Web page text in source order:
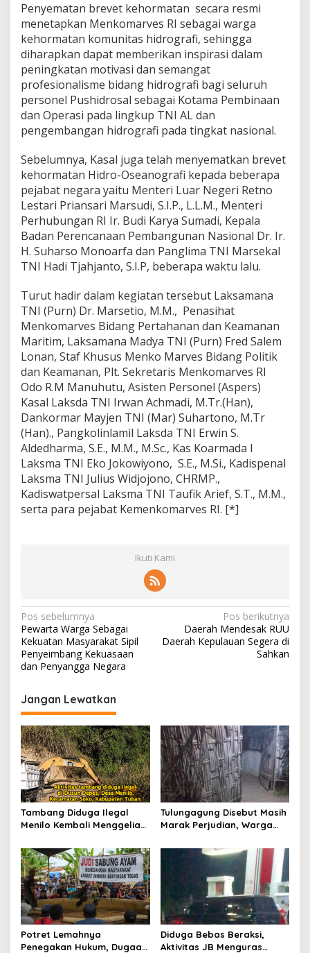
Penyematan brevet kehormatan secara resmi
menetapkan Menkomarves RI sebagai warga
kehormatan komunitas hidrografi, sehingga
diharapkan dapat memberikan inspirasi dalam
peningkatan motivasi dan semangat
profesionalisme bidang hidrografi bagi seluruh
personel Pushidrosal sebagai Kotama Pembinaan
dan Operasi pada lingkup TNI AL dan
pengembangan hidrografi pada tingkat nasional.
Sebelumnya, Kasal juga telah menyematkan brevet
kehormatan Hidro-Oseanografi kepada beberapa
pejabat negara yaitu Menteri Luar Negeri Retno
Lestari Priansari Marsudi, S.I.P., L.L.M., Menteri
Perhubungan RI Ir. Budi Karya Sumadi, Kepala
Badan Perencanaan Pembangunan Nasional Dr. Ir.
H. Suharso Monoarfa dan Panglima TNI Marsekal
TNI Hadi Tjahjanto, S.I.P, beberapa waktu lalu.
Turut hadir dalam kegiatan tersebut Laksamana
TNI (Purn) Dr. Marsetio, M.M., Penasihat
Menkomarves Bidang Pertahanan dan Keamanan
Maritim, Laksamana Madya TNI (Purn) Fred Salem
Lonan, Staf Khusus Menko Marves Bidang Politik
dan Keamanan, Plt. Sekretaris Menkomarves RI
Odo R.M Manuhutu, Asisten Personel (Aspers)
Kasal Laksda TNI Irwan Achmadi, M.Tr.(Han),
Dankormar Mayjen TNI (Mar) Suhartono, M.Tr
(Han)., Pangkolinlamil Laksda TNI Erwin S.
Aldedharma, S.E., M.M., M.Sc., Kas Koarmada I
Laksma TNI Eko Jokowiyono, S.E., M.Si., Kadispenal
Laksma TNI Julius Widjojono, CHRMP.,
Kadiswatpersal Laksma TNI Taufik Arief, S.T., M.M.,
serta para pejabat Kemenkomarves RI. [*]
Ikuti Kami
N
a
v
i
g
a
s
i
p
o
s
Pos sebelumnya
Pewarta Warga Sebagai
Kekuatan Masyarakat Sipil
Penyeimbang Kekuasaan
dan Penyangga Negara
Pos berikutnya
Daerah Mendesak RUU
Daerah Kepulauan Segera di
Sahkan
Jangan Lewatkan
Tambang Diduga Ilegal
Menilo Kembali Menggeliat,
Soroti Dugaan Pembiaran
Tulungagung Disebut Masih
Marak Perjudian, Warga
hingga Usut Dugaan Beking
Potret Lemahnya
Penegakan Hukum, Dugaan
Diduga Bebas Beraksi,
Aktivitas JB Menguras